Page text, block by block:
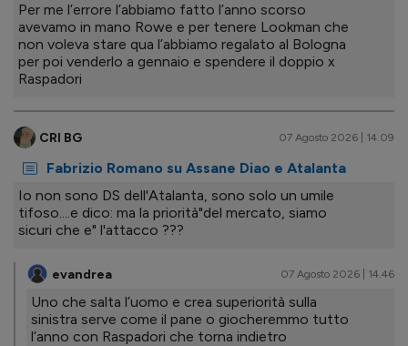
Per me l’errore l’abbiamo fatto l’anno scorso
avevamo in mano Rowe e per tenere Lookman che
non voleva stare qua l’abbiamo regalato al Bologna
per poi venderlo a gennaio e spendere il doppio x
Raspadori
CRI BG 07 Agosto 2026 | 14.09
Fabrizio Romano su Assane Diao e Atalanta
Io non sono DS dell'Atalanta, sono solo un umile
tifoso....e dico: ma la priorità"del mercato, siamo
sicuri che e" l'attacco ???
evandrea 07 Agosto 2026 | 14.46
Uno che salta l’uomo e crea superiorità sulla
sinistra serve come il pane o giocheremmo tutto
l’anno con Raspadori che torna indietro